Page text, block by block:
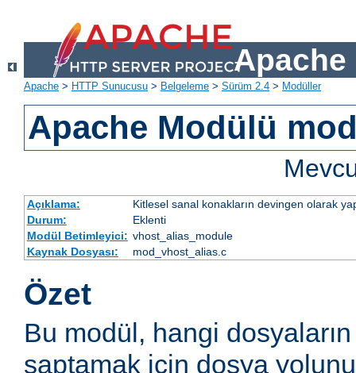
Apache
Apache > HTTP Sunucusu > Belgeleme > Sürüm 2.4 > Modüller
Apache Modülü
Açıklama:
Kitlesel sanal konakların devingen olarak
Durum:
Eklenti
Modül Betimleyici: vhost_alias_module
Kaynak Dosyası:
mod_vhost_alias.c
Özet
Bu modül, hangi dosyaların
saptamak için dosya